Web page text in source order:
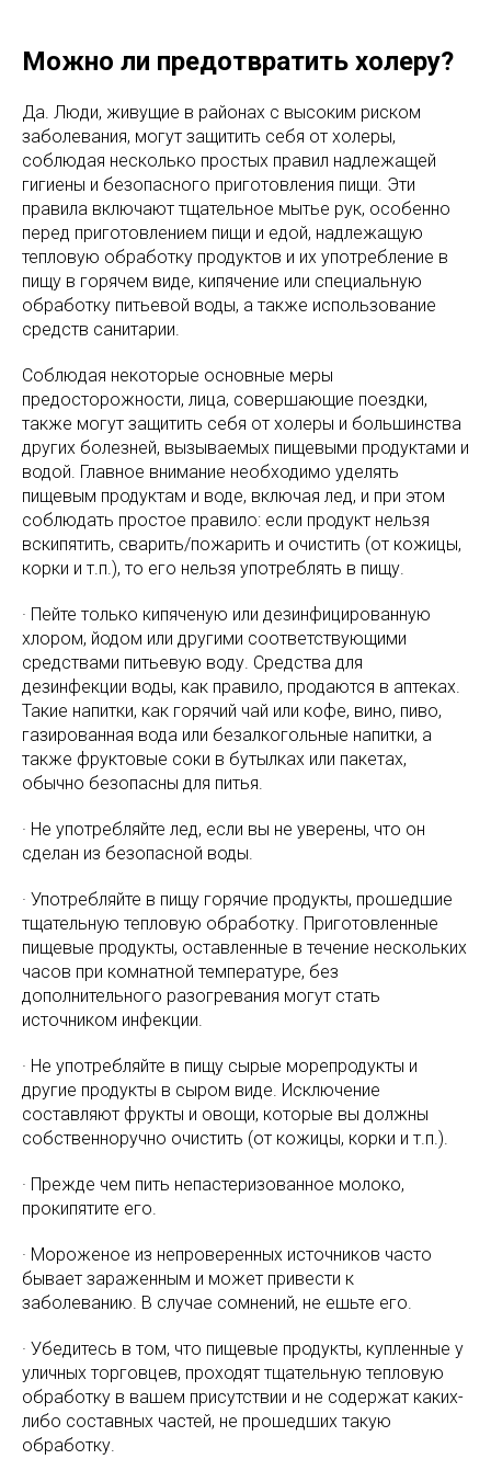
Можно ли предотвратить холеру?
Да. Люди, живущие в районах с высоким риском
заболевания, могут защитить себя от холеры,
соблюдая несколько простых правил надлежащей
гигиены и безопасного приготовления пищи. Эти
правила включают тщательное мытье рук, особенно
перед приготовлением пищи и едой, надлежащую
тепловую обработку продуктов и их употребление в
пищу в горячем виде, кипячение или специальную
обработку питьевой воды, а также использование
средств санитарии.
Соблюдая некоторые основные меры
предосторожности, лица, совершающие поездки,
также могут защитить себя от холеры и большинства
других болезней, вызываемых пищевыми продуктами и
водой. Главное внимание необходимо уделять
пищевым продуктам и воде, включая лед, и при этом
соблюдать простое правило: если продукт нельзя
вскипятить, сварить/пожарить и очистить (от кожицы,
корки и т.п.), то его нельзя употреблять в пищу.
· Пейте только кипяченую или дезинфицированную
хлором, йодом или другими соответствующими
средствами питьевую воду. Средства для
дезинфекции воды, как правило, продаются в аптеках.
Такие напитки, как горячий чай или кофе, вино, пиво,
газированная вода или безалкогольные напитки, а
также фруктовые соки в бутылках или пакетах,
обычно безопасны для питья.
· Не употребляйте лед, если вы не уверены, что он
сделан из безопасной воды.
· Употребляйте в пищу горячие продукты, прошедшие
тщательную тепловую обработку. Приготовленные
пищевые продукты, оставленные в течение нескольких
часов при комнатной температуре, без
дополнительного разогревания могут стать
источником инфекции.
· Не употребляйте в пищу сырые морепродукты и
другие продукты в сыром виде. Исключение
составляют фрукты и овощи, которые вы должны
собственноручно очистить (от кожицы, корки и т.п.).
· Прежде чем пить непастеризованное молоко,
прокипятите его.
· Мороженое из непроверенных источников часто
бывает зараженным и может привести к
заболеванию. В случае сомнений, не ешьте его.
· Убедитесь в том, что пищевые продукты, купленные у
уличных торговцев, проходят тщательную тепловую
обработку в вашем присутствии и не содержат каких-
либо составных частей, не прошедших такую
обработку.